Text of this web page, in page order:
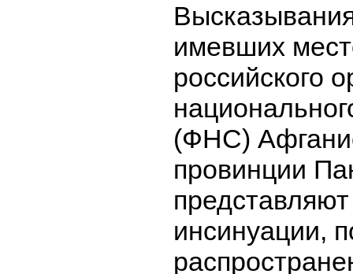
имевших
российского
(ФНС)
провинции
инсинуации,